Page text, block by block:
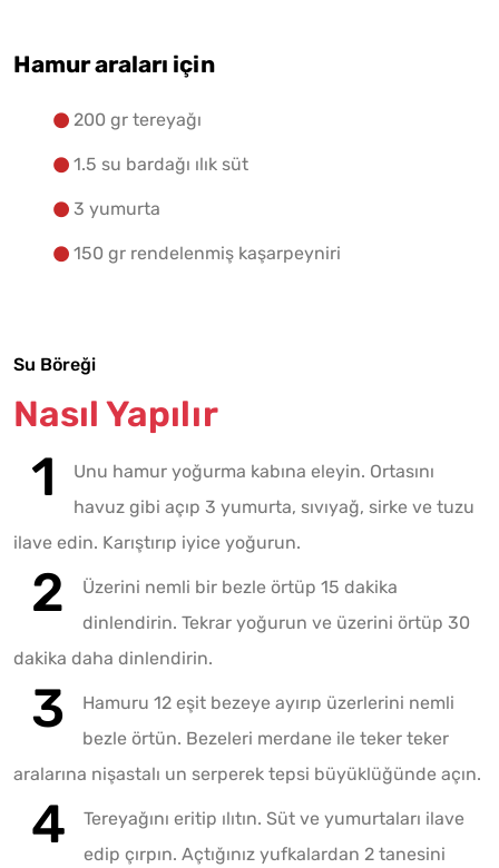
Hamur araları için
200 gr tereyağı
1.5 su bardağı ılık süt
3 yumurta
150 gr rendelenmiş kaşarpeyniri
Su Böreği
Nasıl Yapılır
Unu hamur yoğurma kabına eleyin. Ortasını
havuz gibi açıp 3 yumurta, sıvıyağ, sirke ve tuzu
ilave edin. Karıştırıp iyice yoğurun.
Üzerini nemli bir bezle örtüp 15 dakika
dinlendirin. Tekrar yoğurun ve üzerini örtüp 30
dakika daha dinlendirin.
Hamuru 12 eşit bezeye ayırıp üzerlerini nemli
bezle örtün. Bezeleri merdane ile teker teker
aralarına nişastalı un serperek tepsi büyüklüğünde açın.
Tereyağını eritip ılıtın. Süt ve yumurtaları ilave
edip çırpın. Açtığınız yufkalardan 2 tanesini